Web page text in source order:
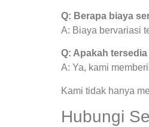
Q: Berapa biaya
A: Biaya bervariasi
Q: Apakah
A: Ya, kami
Kami tidak hanya
Hubungi